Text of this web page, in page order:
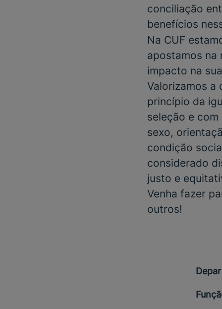
conciliação
benefícios
Na CUF
apostamos na
impacto na
Valorizamos a
princípio da
seleção e
sexo,
condição
considerado
justo e
Venha fazer
outros!